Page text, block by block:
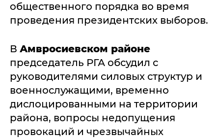
общественного порядка во время
проведения президентских выборов.
В Амвросиевском районе
председатель РГА обсудил с
руководителями силовых структур и
военнослужащими, временно
дислоцированными на территории
района, вопросы недопущения
провокаций и чрезвычайных